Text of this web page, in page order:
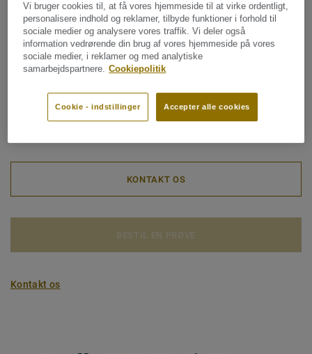
TEKNISKE SPECIFIKATIONER OG MILJØSPECIFIKATIONER
Produkttype:Tekstile gulvbelægninger
Klassificering Erhverv – brugsklasse:33 Høj trafik
Effektiv luvtykkelse:4 mm
KONTAKT OS
Kontakt os
Vi bruger cookies til, at få vores hjemmeside til at virke ordentligt,
personalisere indhold og reklamer, tilbyde funktioner i forhold til
sociale medier og analysere vores traffik. Vi deler også
information vedrørende din brug af vores hjemmeside på vores
sociale medier, i reklamer og med analytiske
samarbejdspartnere.
Cookiepolitik
Accepter alle cookies
Cookie - indstillinger